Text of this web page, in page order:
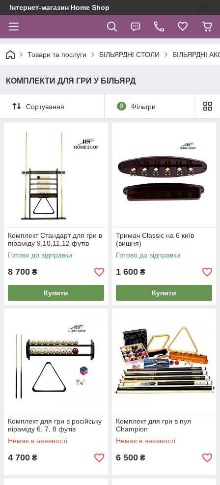
Інтернет-магазин Home Shop
Товари та послуги БІЛЬЯРДНІ СТОЛИ БІЛЬЯРДНІ
КОМПЛЕКТИ ДЛЯ ГРИ У БІЛЬЯРД
Сортування 0 Фільтри
Комплект Стандарт для гри в
піраміду 9,10,11,12 футів
Готово до відправки
8 700 ₴
Купити
Тримач Classic на 6 київ
(вишня)
Готово до відправки
1 600 ₴
Купити
Комплект для гри в російську
піраміду 6, 7, 8 футів
Немає в наявності
4 700 ₴
Комплект для гри в пул
Champion
Немає в наявності
6 500 ₴